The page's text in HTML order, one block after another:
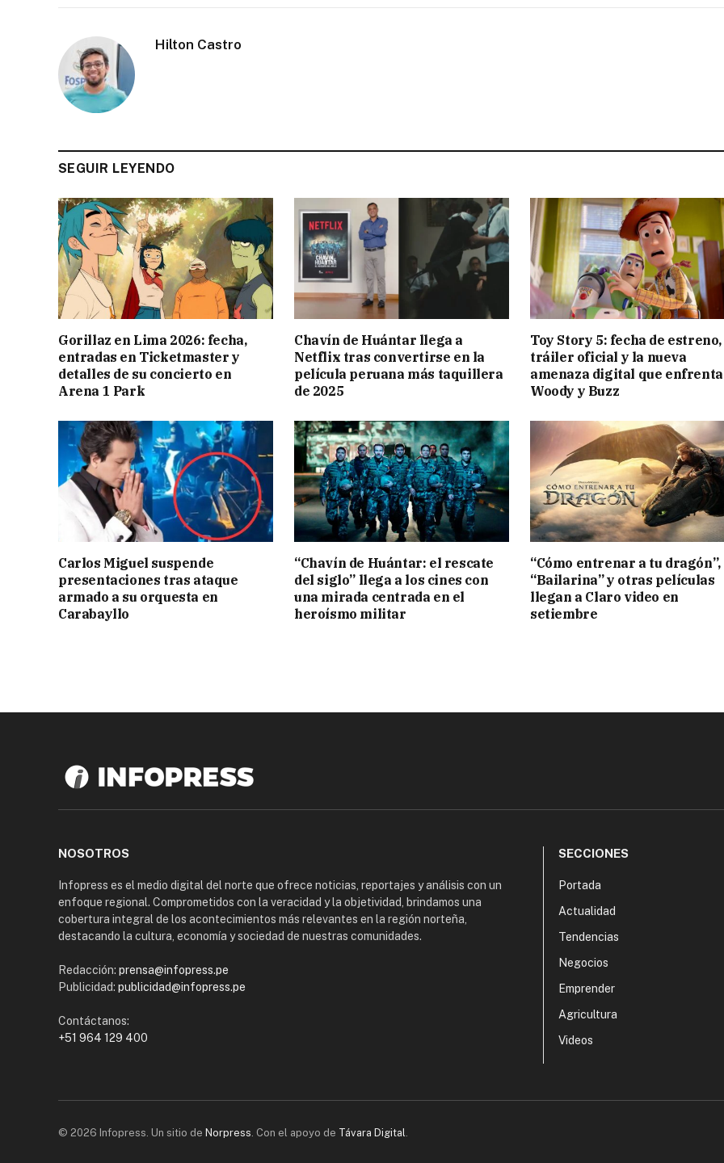
Hilton Castro
SEGUIR LEYENDO
Gorillaz en Lima 2026: fecha,
entradas en Ticketmaster y
detalles de su concierto en
Arena 1 Park
Chavín de Huántar llega a
Netflix tras convertirse en la
película peruana más taquillera
de 2025
Toy Story 5: fecha de estreno,
tráiler oficial y la nueva
amenaza digital que enfrenta
Woody y Buzz
Carlos Miguel suspende
presentaciones tras ataque
armado a su orquesta en
Carabayllo
“Chavín de Huántar: el rescate
del siglo” llega a los cines con
una mirada centrada en el
heroísmo militar
“Cómo entrenar a tu dragón”,
“Bailarina” y otras películas
llegan a Claro video en
setiembre
NOSOTROS
Infopress es el medio digital del norte que ofrece noticias, reportajes y análisis con un
enfoque regional. Comprometidos con la veracidad y la objetividad, brindamos una
cobertura integral de los acontecimientos más relevantes en la región norteña,
destacando la cultura, economía y sociedad de nuestras comunidades.
Redacción: prensa@infopress.pe
Publicidad: publicidad@infopress.pe
Contáctanos:
+51 964 129 400
SECCIONES
Portada
Actualidad
Tendencias
Negocios
Emprender
Agricultura
Videos
© 2026 Infopress. Un sitio de Norpress . Con el apoyo de Távara Digital